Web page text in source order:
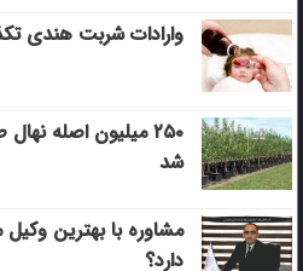
وارادات شربت هندی
۲۵۰ میلیون اصله
شد
مشاوره با بهترین
دارد؟